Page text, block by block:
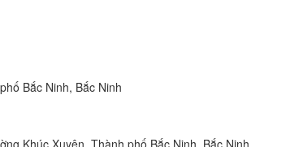
Bắc Ninh, Bắc Ninh